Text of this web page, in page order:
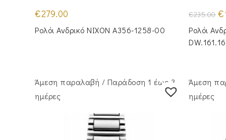
€279.00
Ρολόι Ανδρικό NIXON A356-1258-00
€235.00 €
Ρολόι
Άμεση παραλαβή / Παράδoση 1 έως 3
ημέρες
Άμεση
ημέρες